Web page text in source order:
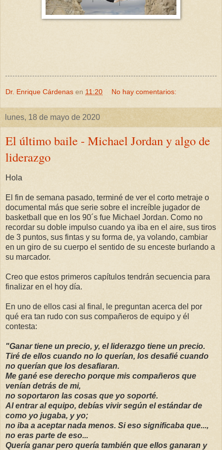
Dr. Enrique Cárdenas en 11:20 No hay comentarios:
lunes, 18 de mayo de 2020
El último baile - Michael Jordan y algo de
liderazgo
Hola
El fin de semana pasado, terminé de ver el corto metraje o
documental más que serie sobre el increíble jugador de
basketball que en los 90´s fue Michael Jordan. Como no
recordar su doble impulso cuando ya iba en el aire, sus tiros
de 3 puntos, sus fintas y su forma de, ya volando, cambiar
en un giro de su cuerpo el sentido de su enceste burlando a
su marcador.
Creo que estos primeros capítulos tendrán secuencia para
finalizar en el hoy día.
En uno de ellos casi al final, le preguntan acerca del por
qué era tan rudo con sus compañeros de equipo y él
contesta:
"Ganar tiene un precio, y, el liderazgo tiene un precio.
Tiré de ellos cuando no lo querían, los desafié cuando
no querían que los desafiaran.
Me gané ese derecho porque mis compañeros que
venían detrás de mi,
no soportaron las cosas que yo soporté.
Al entrar al equipo, debías vivir según el estándar de
como yo jugaba, y yo;
no iba a aceptar nada menos. Si eso significaba que...,
no eras parte de eso...
Quería ganar pero quería también que ellos ganaran y